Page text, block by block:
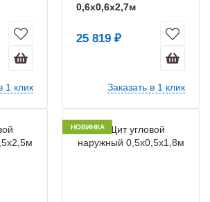
1 клик
0,6х0,6х2,7м
25 819 ₽
Заказать в 1 клик
НОВИНКА